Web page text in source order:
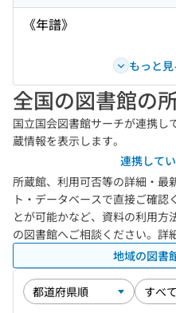
《年譜》
もっと見
全国の図書館の
国立国会図書館サーチが連携し
蔵情報を表示します。
連携して
所蔵館、利用可否等の詳細・最
ト・データベースで直接ご確認
とが可能かなど、資料の利用方
の図書館へご相談ください。詳
地域の図書